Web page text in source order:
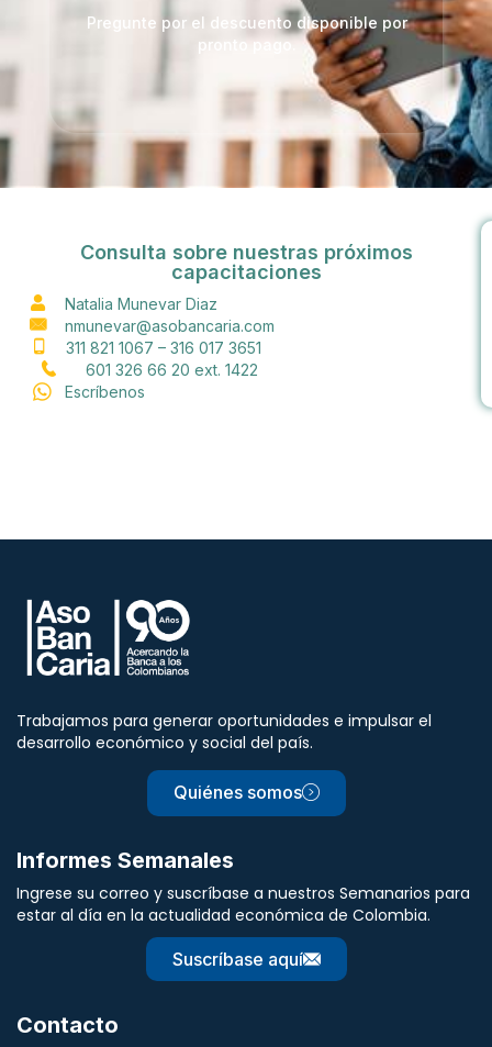
Pregunte por el descuento disponible por
pronto pago.
Consulta sobre nuestras próximos
capacitaciones
Natalia Munevar Diaz
nmunevar@asobancaria.com
311 821 1067 – 316 017 3651
601 326 66 20 ext. 1422
Escríbenos
Trabajamos para generar oportunidades e impulsar el
desarrollo económico y social del país.
Quiénes somos
Informes Semanales
Ingrese su correo y suscríbase a nuestros Semanarios para
estar al día en la actualidad económica de Colombia.
Suscríbase aquí
Contacto